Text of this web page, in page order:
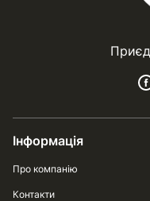
Інформація
Про компанію
Контакти